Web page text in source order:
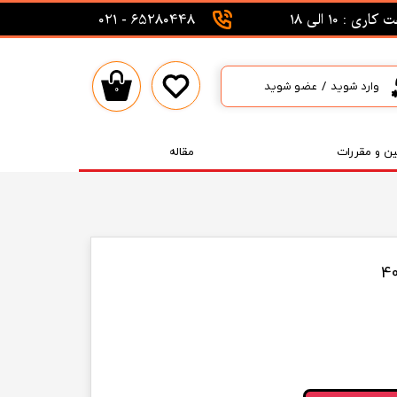
و مقررات مقاله
: 10 الی 18 65280448 - 021
۰ وارد شوید / عضو شوید
حساب کاربری من
تغییر گذر واژه